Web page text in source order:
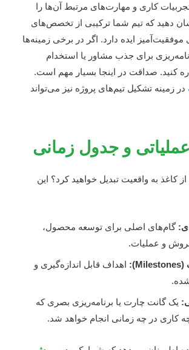
کاری و مهارت‌های مرتبط آن‌ها را
که تیم شما ترکیبی از تخصص‌های
ایده دارد. اگر در برخی زمینه‌ها
برای جذب مشاور یا استخدام
صداقت در اینجا بسیار مهم است.
تشکیل تیم‌های پروژه نیز می‌تواند
به واقعیت تبدیل خواهید کرد؟ این
اصلی برای توسعه محصول،
و عملیات.
اهداف قابل اندازه‌گیری و
چارت یا برنامه‌ریزی بصری که
در چه زمانی انجام خواهد شد.